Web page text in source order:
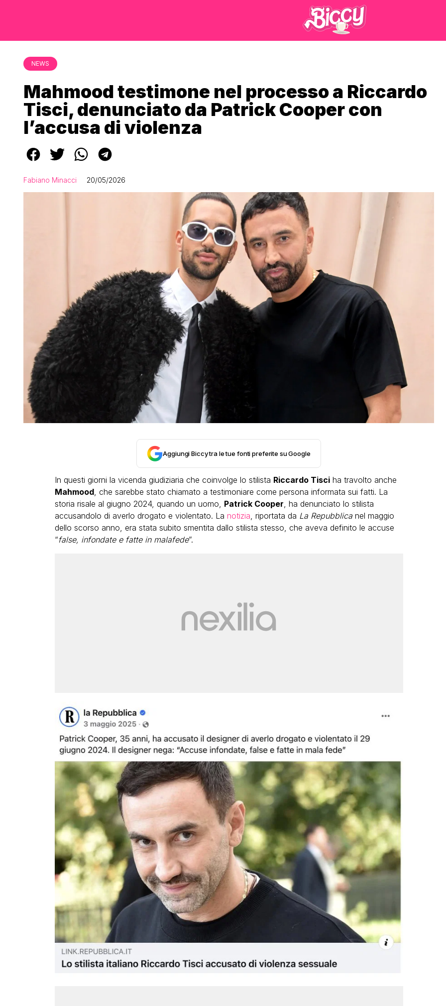
NEWS
Mahmood testimone nel processo a Riccardo
Tisci, denunciato da Patrick Cooper con
l’accusa di violenza
Fabiano Minacci 20/05/2026
Aggiungi Biccy tra le tue fonti preferite su Google
In questi giorni la vicenda giudiziaria che coinvolge lo stilista Riccardo Tisciha travolto anche
Mahmood, che sarebbe stato chiamato a testimoniare come persona informata sui fatti. La
storia risale al giugno 2024, quando un uomo, Patrick Cooper, ha denunciato lo stilista
accusandolo di averlo drogato e violentato. La notizia, riportata da La Repubblicanel maggio
dello scorso anno, era stata subito smentita dallo stilista stesso, che aveva definito le accuse
“false, infondate e fatte in malafede”.
LGBT